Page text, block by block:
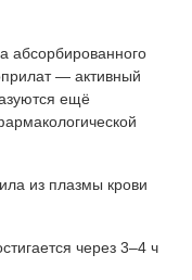
абсорбированного
— активный
ещё
из плазмы крови
через 3–4 ч